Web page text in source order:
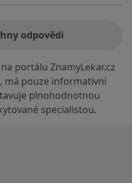
odpovědi
portálu ZnamyLekar.cz
má pouze informativní
plnohodnotnou
specialistou.